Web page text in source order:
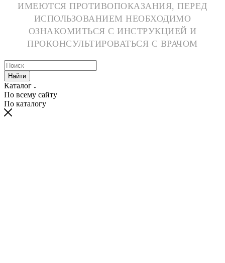
ИМЕЮТСЯ ПРОТИВОПОКАЗАНИЯ, ПЕРЕД
ИСПОЛЬЗОВАНИЕМ НЕОБХОДИМО
ОЗНАКОМИТЬСЯ С ИНСТРУКЦИЕЙ И
ПРОКОНСУЛЬТИРОВАТЬСЯ С ВРАЧОМ
Найти
Каталог
По всему сайту
По каталогу